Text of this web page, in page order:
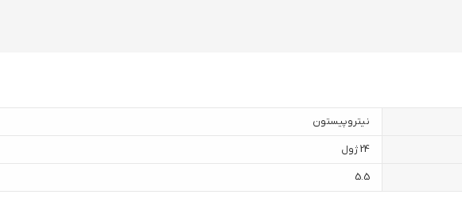
شبیه فنر پیستون های قدیمی است با این تفاوت که به جای فنر از گاز نیتروژن
نیتروپیستون
24 ژول
5.5